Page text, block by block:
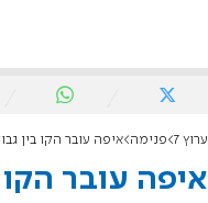
ערוץ 7 פנימה איפה עובר הקו בין
איפה עובר